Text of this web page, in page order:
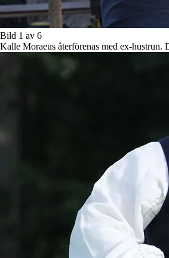
Bild 1 av 6
Kalle Moraeus återförenas med ex-